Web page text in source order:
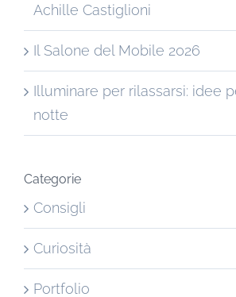
Achille Castiglioni
Il Salone del Mobile 2026
Illuminare per rilassarsi: idee
notte
Categorie
Consigli
Curiosità
Portfolio